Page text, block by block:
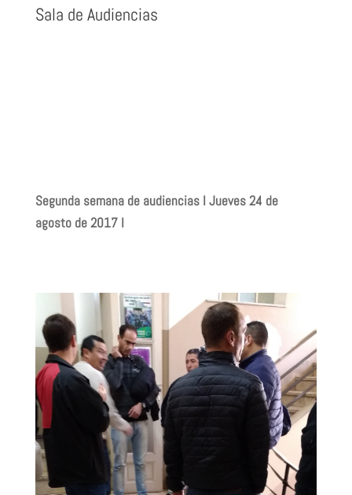
Sala de Audiencias
Segunda semana de audiencias I Jueves 24 de
agosto de 2017 I